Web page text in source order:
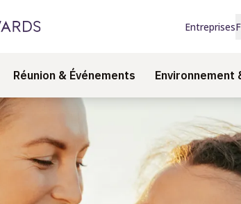
Entreprises
Réunion & Événements Environnement